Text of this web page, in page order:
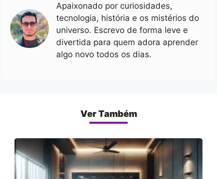
Apaixonado por curiosidades,
tecnologia, história e os mistérios do
universo. Escrevo de forma leve e
divertida para quem adora aprender
algo novo todos os dias.
Ver Também